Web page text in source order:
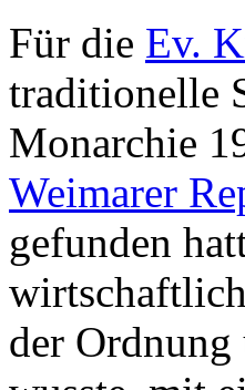
Für die Ev.
traditionelle
Monarchie
Weimarer
gefunden
der Ordnung